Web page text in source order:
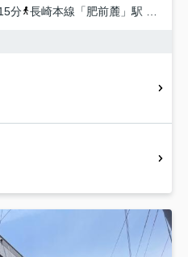
分 長崎本線 「 肥前麓 」駅 徒歩28分